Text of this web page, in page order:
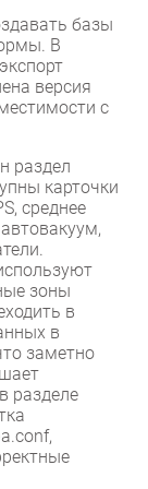
базы
В
версия
с
раздел
карточки
среднее
зоны
в
в
заметно
разделе